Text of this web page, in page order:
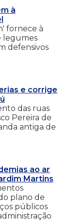
à
fornece à
legumes
defensivos
e corrige
das ruas
Pereira de
antiga de
ao ar
Martins
plano de
públicos